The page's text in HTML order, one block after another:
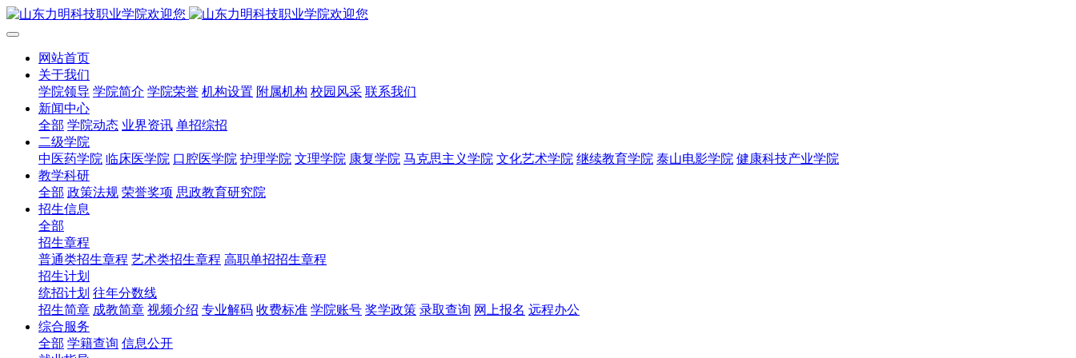
网站首页
关于我们
学院领导 学院简介 学院荣誉 机构设置 附属机构 校园风采 联系我们
新闻中心
全部 学院动态 业界资讯 单招综招
二级学院
中医药学院 临床医学院 口腔医学院 护理学院 文理学院 康复学院 马克思主义学院 文化艺术学院 继续教育学院 泰山电影学院 健康科技产业学院
教学科研
全部 政策法规 荣誉奖项 思政教育研究院
招生信息
全部
招生章程
普通类招生章程 艺术类招生章程 高职单招招生章程
招生计划
统招计划 往年分数线
招生简章 成教简章 视频介绍 专业解码 收费标准 学院账号 奖学政策 录取查询 网上报名 远程办公
综合服务
全部 学籍查询 信息公开